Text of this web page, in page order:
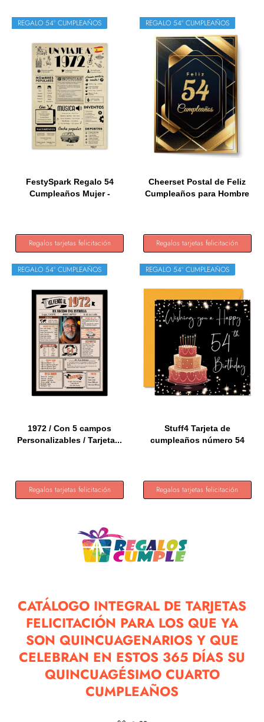
REGALO 54º CUMPLEAÑOS
FestySpark Regalo 54
Cumpleaños Mujer -
Regalos tarjetas felicitación
REGALO 54º CUMPLEAÑOS
Cheerset Postal de Feliz
Cumpleaños para Hombre
Regalos tarjetas felicitación
REGALO 54º CUMPLEAÑOS
1972 / Con 5 campos
Personalizables / Tarjeta...
Regalos tarjetas felicitación
REGALO 54º CUMPLEAÑOS
Stuff4 Tarjeta de
cumpleaños número 54
Regalos tarjetas felicitación
CATÁLOGO INTEGRAL DE TARJETAS
FELICITACIÓN PARA LOS QUE YA
SON QUINCUAGENARIOS Y QUE
CELEBRAN EN ESTOS 365 DÍAS SU
QUINCUAGÉSIMO CUARTO
CUMPLEAÑOS